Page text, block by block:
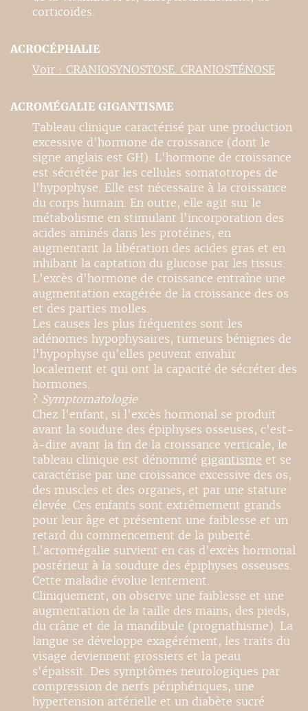
corticoïdes.
ACROCÉPHALIE
Voir : CRANIOSYNOSTOSE. CRANIOSTÉNOSE
ACROMÉGALIE GIGANTISME
Tableau clinique caractérisé par une production
excessive d'hormone de croissance (dont le
signe anglais est GH). L'hormone de croissance
est sécrétée par les cellules somatotropes de
l'hypophyse. Elle est nécessaire à la croissance
du corps humain. En outre, elle agit sur le
métabolisme en stimulant l'incorporation des
acides aminés dans les protéines, en
augmentant la libération des acides gras et en
inhibant la captation du glucose par les tissus.
L'excès d'hormone de croissance entraîne une
augmentation exagérée de la croissance des os
et des parties molles.
Les causes les plus fréquentes sont les
adénomes hypophysaires, tumeurs bénignes de
l'hypophyse qu'elles peuvent envahir
localement et qui ont la capacité de sécréter des
hormones.
? Symptomatologie
Chez l'enfant, si l'excès hormonal se produit
avant la soudure des épiphyses osseuses, c'est-
à-dire avant la fin de la croissance verticale, le
tableau clinique est dénommé gigantisme et se
caractérise par une croissance excessive des os,
des muscles et des organes, et par une stature
élevée. Ces enfants sont extrêmement grands
pour leur âge et présentent une faiblesse et un
retard du commencement de la puberté.
L'acromégalie survient en cas d'excès hormonal
postérieur à la soudure des épiphyses osseuses.
Cette maladie évolue lentement.
Cliniquement, on observe une faiblesse et une
augmentation de la taille des mains, des pieds,
du crâne et de la mandibule (prognathisme). La
langue se développe exagérément, les traits du
visage deviennent grossiers et la peau
s'épaissit. Des symptômes neurologiques par
compression de nerfs périphériques, une
hypertension artérielle et un diabète sucré